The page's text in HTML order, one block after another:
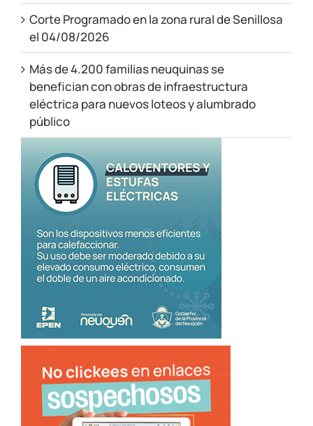
Corte Programado en la zona rural de Senillosa
el 04/08/2026
Más de 4.200 familias neuquinas se
benefician con obras de infraestructura
eléctrica para nuevos loteos y alumbrado
público